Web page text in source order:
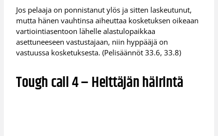
Jos pelaaja on ponnistanut ylös ja sitten laskeutunut,
mutta hänen vauhtinsa aiheuttaa kosketuksen oikeaan
vartiointiasentoon lähelle alastulopaikkaa
asettuneeseen vastustajaan, niin hyppääjä on
vastuussa kosketuksesta. (Pelisäännöt 33.6, 33.8)
Tough call 4 – Heittäjän häirintä